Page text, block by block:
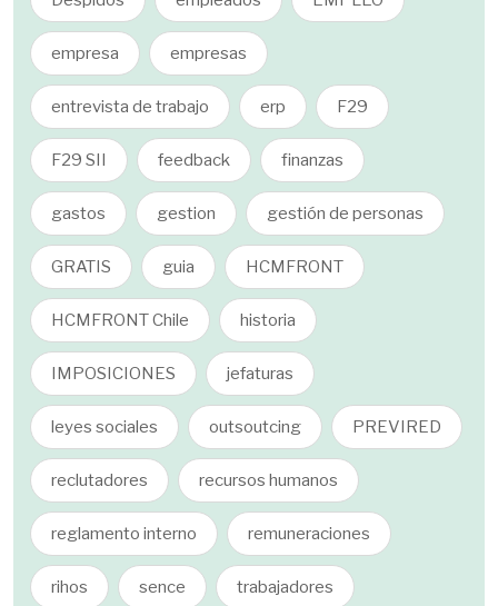
empresa empresas
entrevista de trabajo erp F29
F29 SII feedback finanzas
gastos gestion gestión de personas
GRATIS guia HCMFRONT
HCMFRONT Chile historia
IMPOSICIONES jefaturas
leyes sociales outsoutcing PREVIRED
reclutadores recursos humanos
reglamento interno remuneraciones
rihos sence trabajadores